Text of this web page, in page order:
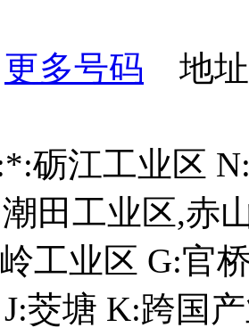
更多号码 地址
砺江工业区
田工业区,赤
工业区 G:官
茭塘 K:跨国